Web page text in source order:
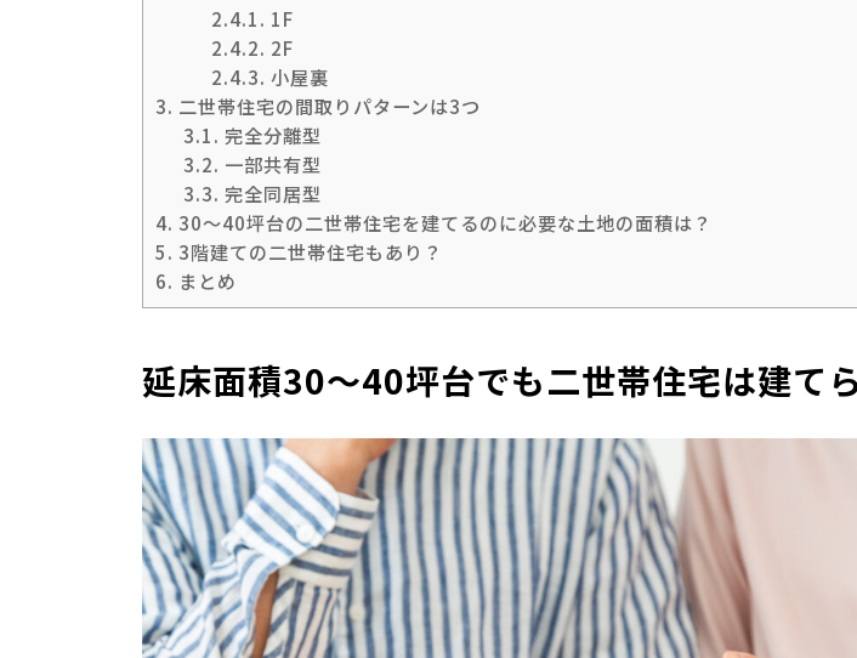
2.4.1. 1F
2.4.2. 2F
2.4.3. 小屋裏
3. 二世帯住宅の間取りパターンは3つ
3.1. 完全分離型
3.2. 一部共有型
3.3. 完全同居型
4. 30～40坪台の二世帯住宅を建てるのに必要な土地の面積は？
5. 3階建ての二世帯住宅もあり？
6. まとめ
延床面積30～40坪台でも二世帯住宅は建て